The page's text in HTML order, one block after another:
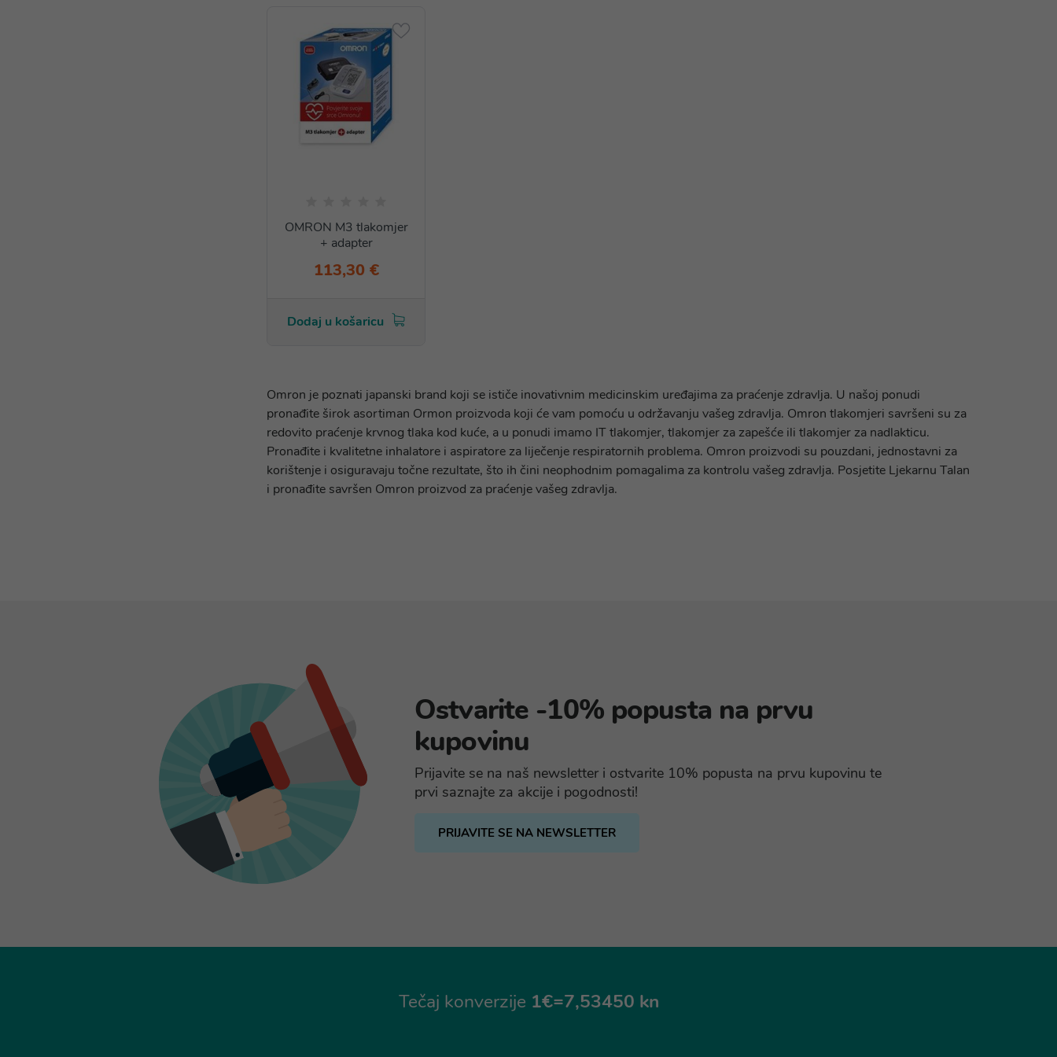
OMRON M3 tlakomjer
+ adapter
113,30 €
Dodaj u košaricu
Omron je poznati japanski brand koji se ističe inovativnim medicinskim uređajima za praćenje zdravlja. U našoj ponudi
pronađite širok asortiman Ormon proizvoda koji će vam pomoću u održavanju vašeg zdravlja. Omron tlakomjeri savršeni su za
redovito praćenje krvnog tlaka kod kuće, a u ponudi imamo IT tlakomjer, tlakomjer za zapešće ili tlakomjer za nadlakticu.
Pronađite i kvalitetne inhalatore i aspiratore za liječenje respiratornih problema. Omron proizvodi su pouzdani, jednostavni za
korištenje i osiguravaju točne rezultate, što ih čini neophodnim pomagalima za kontrolu vašeg zdravlja. Posjetite Ljekarnu Talan
i pronađite savršen Omron proizvod za praćenje vašeg zdravlja.
Ostvarite -10% popusta na prvu
kupovinu
Prijavite se na naš newsletter i ostvarite 10% popusta na prvu kupovinu te
prvi saznajte za akcije i pogodnosti!
PRIJAVITE SE NA NEWSLETTER
Tečaj konverzije 1€=7,53450 kn